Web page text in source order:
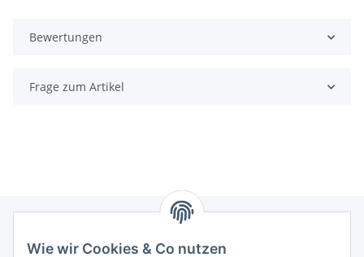
Wie wir Cookies & Co nutzen
Bewertungen
Frage zum Artikel